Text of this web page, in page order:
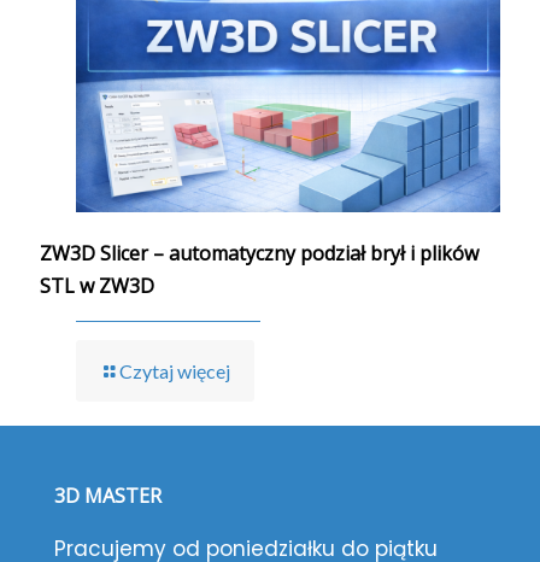
ZW3D Slicer – automatyczny podział brył i plików
STL w ZW3D
Czytaj więcej
3D MASTER
Pracujemy od poniedziałku do piątku